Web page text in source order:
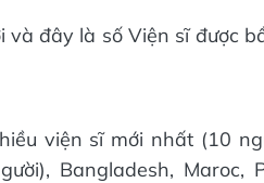
đây là số Viện sĩ được
viện sĩ mới nhất (10
Bangladesh, Maroc,